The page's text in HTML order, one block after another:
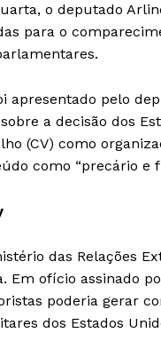
o deputado
para o
apresentado pelo
a decisão dos
(CV) como
como “precário e
das Relações
Em ofício assinado
poderia gerar
dos Estados